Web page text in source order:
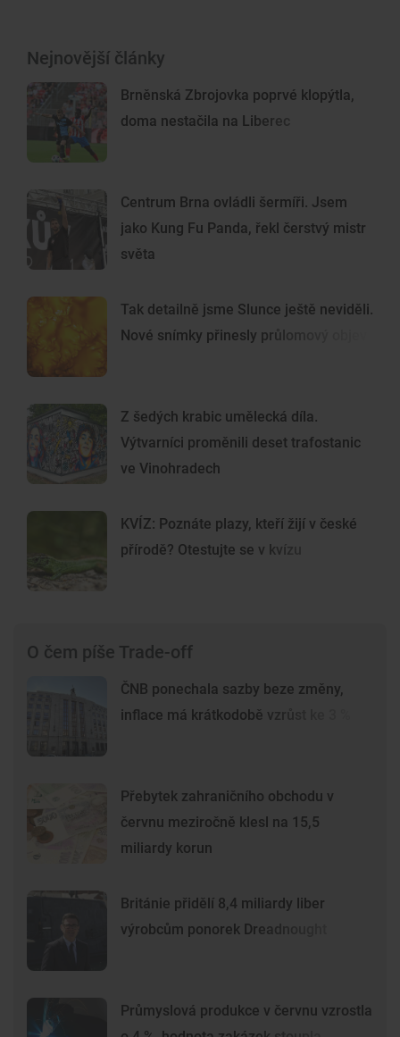
Nejnovější články
Brněnská Zbrojovka poprvé klopýtla,
doma nestačila na Liberec
Centrum Brna ovládli šermíři. Jsem
jako Kung Fu Panda, řekl čerstvý mistr
světa
Tak detailně jsme Slunce ještě neviděli.
Nové snímky přinesly průlomový objev
Z šedých krabic umělecká díla.
Výtvarníci proměnili deset trafostanic
ve Vinohradech
KVÍZ: Poznáte plazy, kteří žijí v české
přírodě? Otestujte se v kvízu
O čem píše Trade-off
ČNB ponechala sazby beze změny,
inflace má krátkodobě vzrůst ke 3 %
Přebytek zahraničního obchodu v
červnu meziročně klesl na 15,5
miliardy korun
Británie přidělí 8,4 miliardy liber
výrobcům ponorek Dreadnought
Průmyslová produkce v červnu vzrostla